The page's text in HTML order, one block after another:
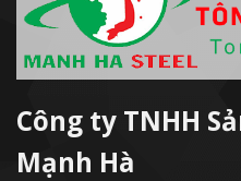
Công ty TNHH
Mạnh Hà